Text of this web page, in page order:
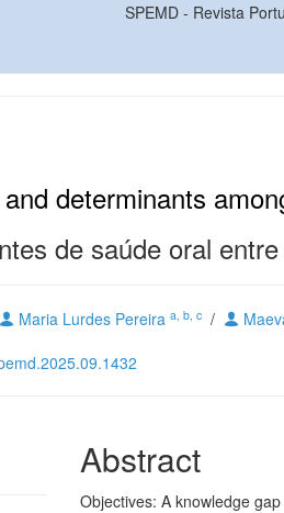
SPEMD - Revista
determinants
de saúde oral
Maria Lurdes Pereira a, b, c /
Abstract
Objectives: A knowledge